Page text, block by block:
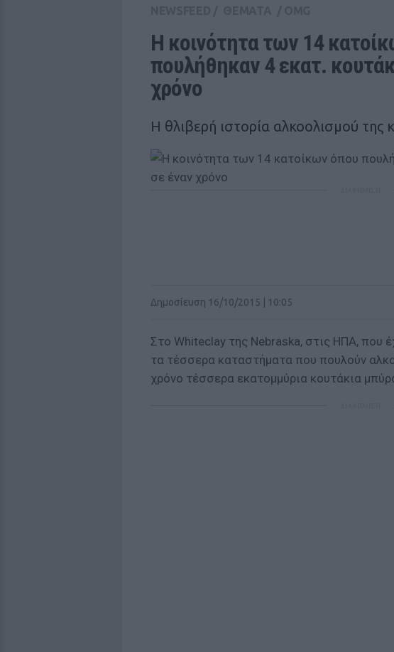
Η κοινότητα των 14
πουλήθηκαν 4 εκατ.
χρόνο
Η θλιβερή ιστορία αλκοολισμού της
Δημοσίευση 16/10/2015 | 10:05
Στο Whiteclay της Nebraska, στις ΗΠΑ, που
τα τέσσερα καταστήματα που πουλούν
χρόνο τέσσερα εκατομμύρια κουτάκια